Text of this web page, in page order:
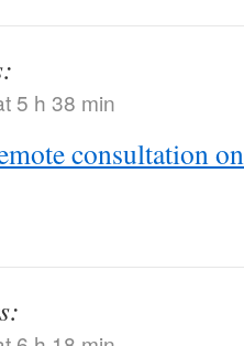
5 h 38 min
consultation